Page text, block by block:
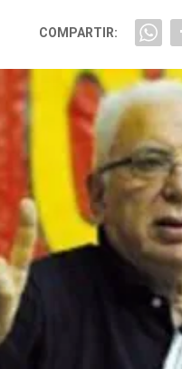
COMPARTIR: